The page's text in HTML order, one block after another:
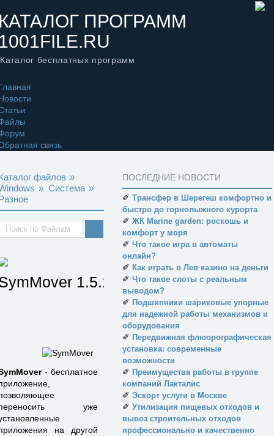
ПРОГРАММ
Каталог бесплатных программ
связь
файлов »
» Система »
1.5.1510
- бесплатное
уже
на другой
ПОСЛЕДНИЕ НОВОСТИ
✐ Трансфер в Шерегеш комфортно и
быстро до горнолыжного курорта
✐ ЖК Marine garden: роскошь и
комфорт у моря
✐ Что такое игра в автоматы
онлайн?
✐ Как играть в Лев казино на деньги
✐ Что такое слоты с реальным
выводом?
✐ Подшипники шариковые упорные
для надежной работы механизмов и
оборудования
✐ Передвижная флюорографическая
установка: современные
возможности
✐ Преимущества работы в группе
компаний Лакталис
✐ Эскорт услуги в Москве
✐ Утилизация пищевых отходов и
вывоз строительных отходов
профессионально и качественно